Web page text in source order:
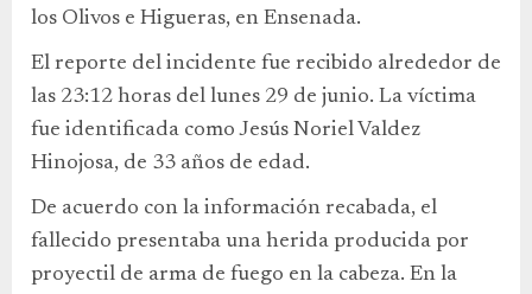
los Olivos e Higueras, en Ensenada.
El reporte del incidente fue recibido alrededor de
las 23:12 horas del lunes 29 de junio. La víctima
fue identificada como Jesús Noriel Valdez
Hinojosa, de 33 años de edad.
De acuerdo con la información recabada, el
fallecido presentaba una herida producida por
proyectil de arma de fuego en la cabeza. En la